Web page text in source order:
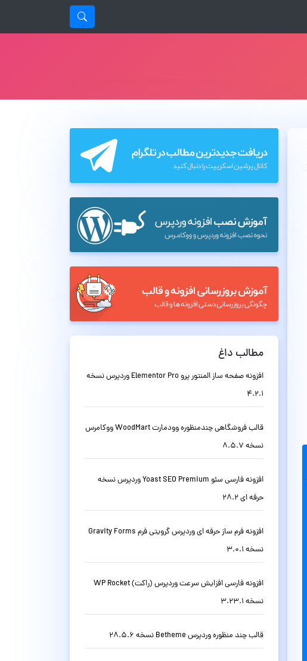
مطالب داغ
افزونه صفحه ساز المنتور پرو Elementor Pro وردپرس نسخه
4.2.1
قالب فروشگاهی چندمنظوره وودمارت WoodMart ووکامرس
نسخه 8.5.7
افزونه فارسی سئو Yoast SEO Premium وردپرس نسخه
حرفه ای 28.2
افزونه فرم ساز حرفه ای وردپرس گرویتی فرم Gravity Forms
نسخه 3.0.1
افزونه فارسی افزایش سرعت وردپرس (راکت) WP Rocket
نسخه 3.23.1
قالب چند منظوره وردپرس Betheme نسخه 28.5.6